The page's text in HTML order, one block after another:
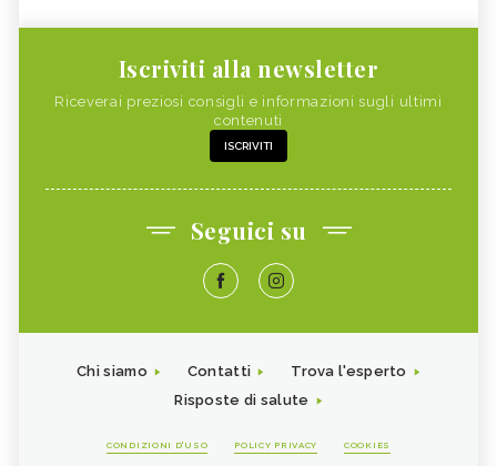
Iscriviti alla newsletter
Riceverai preziosi consigli e informazioni sugli ultimi
contenuti
ISCRIVITI
Seguici su
Chi siamo Contatti
Trova l'esperto
Risposte di salute
CONDIZIONI D'USO POLICY PRIVACY COOKIES